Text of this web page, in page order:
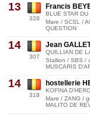
13
328
Francis
BLUE STAR DU
Mare / SCSL /
QUESTION
14
307
Jean
QUILLIAN DE
Stallion / SBS /
MUSCARIS
14
318
hostellerie
KOFINA
Mare / ZANG /
MALITO DE